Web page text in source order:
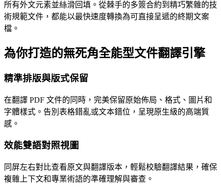
所有外文元素並絲滑回填。從棘手的多簽合約到精巧繁雜的技
術規範文件，都能以最快速度轉換為可直接呈遞的終期文案
檔。
為你打造的無死角全能型文件翻譯引擎
精準排版與版式保留
在翻譯 PDF 文件的同時，完美保留原始佈局、格式、圖片和
字體樣式。告別表格錯亂或文本錯位，呈現原生級的高端質
感。
效能雙語對照視圖
同屏左右對比查看原文與翻譯版本，輕鬆校驗翻譯結果，確保
複雜上下文和專業術語的準確理解與審查。